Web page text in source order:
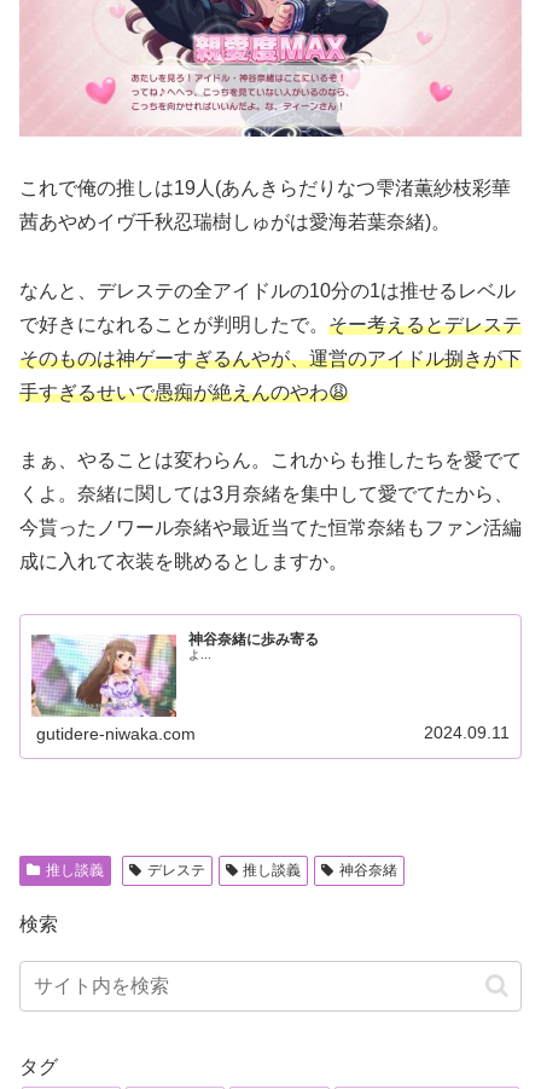
これで俺の推しは19人(あんきらだりなつ雫渚薫紗枝彩華
茜あやめイヴ千秋忍瑞樹しゅがは愛海若葉奈緒)。
なんと、デレステの全アイドルの10分の1は推せるレベル
で好きになれることが判明したで。 そー考えるとデレステ
そのものは神ゲーすぎるんやが、運営のアイドル捌きが下
手すぎるせいで愚痴が絶えんのやわ😩
まぁ、やることは変わらん。これからも推したちを愛でて
くよ。奈緒に関しては3月奈緒を集中して愛でてたから、
今貰ったノワール奈緒や最近当てた恒常奈緒もファン活編
成に入れて衣装を眺めるとしますか。
神谷奈緒に歩み寄る
よ...
gutidere-niwaka.com 2024.09.11
推し談義 デレステ 推し談義 神谷奈緒
検索
タグ